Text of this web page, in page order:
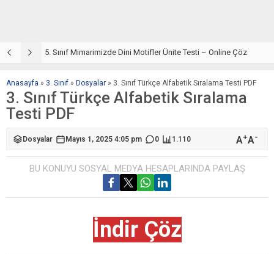
5. Sınıf Mimarimizde Dini Motifler Ünite Testi – Online Çöz
Anasayfa » 3. Sınıf » Dosyalar » 3. Sınıf Türkçe Alfabetik Sıralama Testi PDF
3. Sınıf Türkçe Alfabetik Sıralama
Testi PDF
Dosyalar Mayıs 1, 2025 4:05 pm 0 1.110 A+A-
BU KONUYU SOSYAL MEDYA HESAPLARINDA PAYLAŞ
İndir Çöz